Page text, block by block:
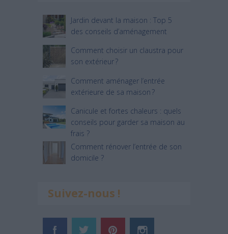
Jardin devant la maison : Top 5
des conseils d’aménagement
Comment choisir un claustra pour
son extérieur ?
Comment aménager l’entrée
extérieure de sa maison ?
Canicule et fortes chaleurs : quels
conseils pour garder sa maison au
frais ?
Comment rénover l’entrée de son
domicile ?
Suivez-nous !